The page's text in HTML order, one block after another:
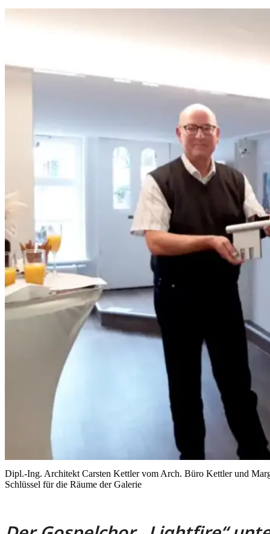
Dipl.-Ing. Architekt Carsten Kettler vom Arch. Büro Kettler und
Schlüssel für die Räume der Galerie